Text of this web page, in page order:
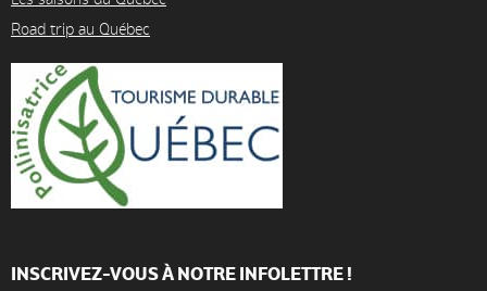
Road trip au Québec
INSCRIVEZ-VOUS À NOTRE INFOLETTRE !